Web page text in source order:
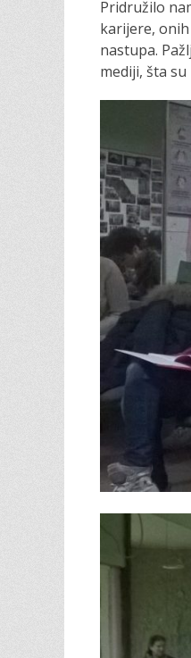
o
n
Pridružilo
karijere,
nastupa.
mediji, šta